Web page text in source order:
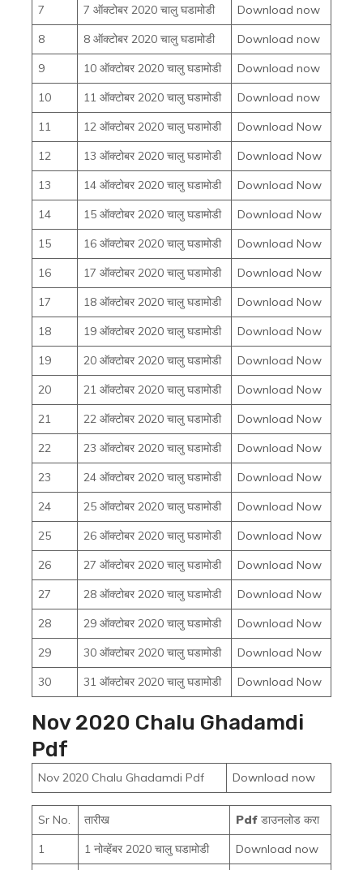
7
7 ऑक्टोबर 2020 चालु घडामोडी
Download now
8
8 ऑक्टोबर 2020 चालु घडामोडी
Download now
9
10 ऑक्टोबर 2020 चालु घडामोडी
Download now
10
11 ऑक्टोबर 2020 चालु घडामोडी
Download now
11
12 ऑक्टोबर 2020 चालु घडामोडी
Download Now
12
13 ऑक्टोबर 2020 चालु घडामोडी
Download Now
13
14 ऑक्टोबर 2020 चालु घडामोडी
Download Now
14
15 ऑक्टोबर 2020 चालु घडामोडी
Download Now
15
16 ऑक्टोबर 2020 चालु घडामोडी
Download Now
16
17 ऑक्टोबर 2020 चालु घडामोडी
Download Now
17
18 ऑक्टोबर 2020 चालु घडामोडी
Download Now
18
19 ऑक्टोबर 2020 चालु घडामोडी
Download Now
19
20 ऑक्टोबर 2020 चालु घडामोडी
Download Now
20
21 ऑक्टोबर 2020 चालु घडामोडी
Download Now
21
22 ऑक्टोबर 2020 चालु घडामोडी
Download Now
22
23 ऑक्टोबर 2020 चालु घडामोडी
Download Now
23
24 ऑक्टोबर 2020 चालु घडामोडी
Download Now
24
25 ऑक्टोबर 2020 चालु घडामोडी
Download Now
25
26 ऑक्टोबर 2020 चालु घडामोडी
Download Now
26
27 ऑक्टोबर 2020 चालु घडामोडी
Download Now
27
28 ऑक्टोबर 2020 चालु घडामोडी
Download Now
28
29 ऑक्टोबर 2020 चालु घडामोडी
Download Now
29
30 ऑक्टोबर 2020 चालु घडामोडी
Download Now
30
31 ऑक्टोबर 2020 चालु घडामोडी Download Now
Nov 2020 Chalu Ghadamdi
Pdf
Nov 2020 Chalu Ghadamdi Pdf Download now
Sr No. तारीख Pdfडाउनलोड करा
1
1 नोव्हेंबर 2020 चालु घडामोडी
Download now